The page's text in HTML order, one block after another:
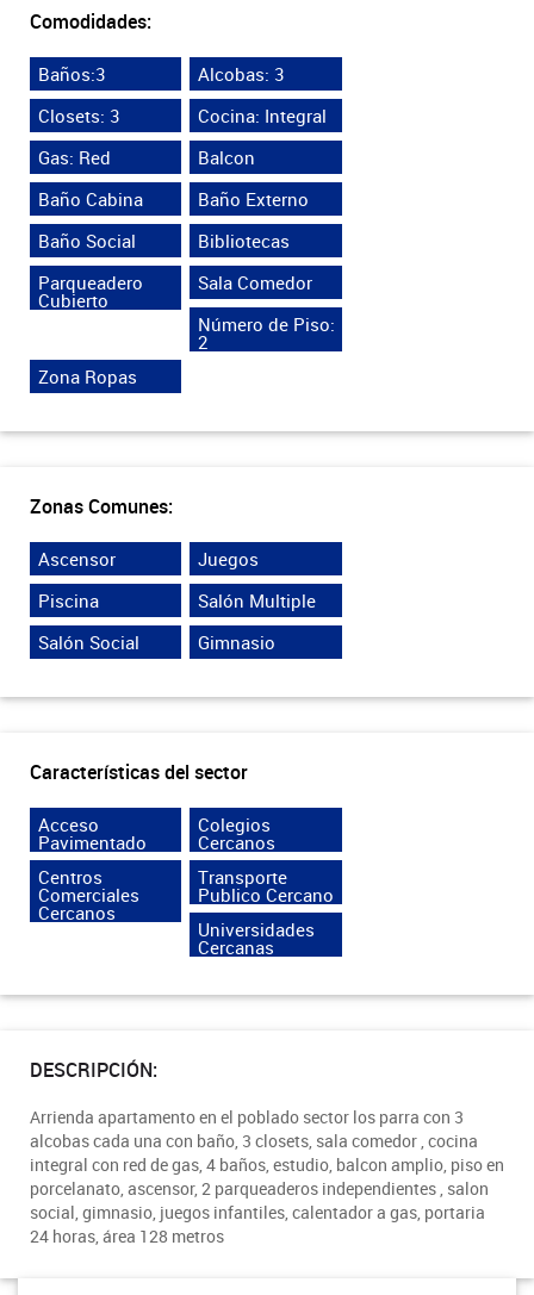
Comodidades:
Baños:3
Alcobas: 3
Closets: 3
Cocina: Integral
Gas: Red
Balcon
Baño Cabina
Baño Externo
Baño Social
Bibliotecas
Parqueadero
Cubierto
Sala Comedor
Número de Piso:
2
Zona Ropas
Zonas Comunes:
Ascensor
Juegos
Piscina
Salón Multiple
Salón Social
Gimnasio
Características del sector
Acceso
Pavimentado
Colegios
Cercanos
Centros
Comerciales
Cercanos
Transporte
Publico Cercano
Universidades
Cercanas
DESCRIPCIÓN:
Arrienda apartamento en el poblado sector los parra con 3
alcobas cada una con baño, 3 closets, sala comedor , cocina
integral con red de gas, 4 baños, estudio, balcon amplio, piso en
porcelanato, ascensor, 2 parqueaderos independientes , salon
social, gimnasio, juegos infantiles, calentador a gas, portaria
24 horas, área 128 metros